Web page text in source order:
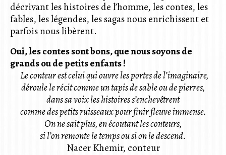
décrivant les histoires de l’homme, les contes, les
fables, les légendes, les sagas nous enrichissent et
parfois nous libèrent.
Oui, les contes sont bons, que nous soyons de
grands ou de petits enfants !
Le conteur est celui qui ouvre les portes de l’imaginaire,
déroule le récit comme un tapis de sable ou de pierres,
dans sa voix les histoires s’enchevêtrent
comme des petits ruisseaux pour finir fleuve immense.
On ne sait plus, en écoutant les conteurs,
si l’on remonte le temps ou si on le descend.
Nacer Khemir, conteur